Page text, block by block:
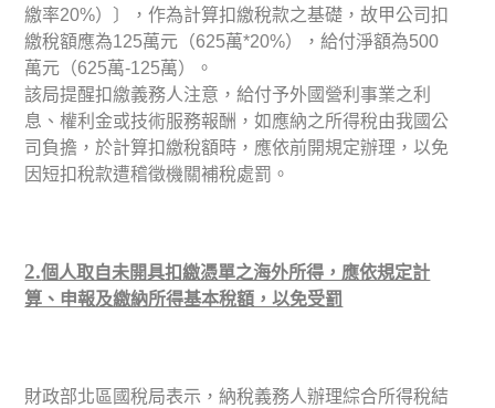
繳率20%）〕，作為計算扣繳稅款之基礎，故甲公司扣
繳稅額應為125萬元（625萬*20%），給付淨額為500
萬元（625萬-125萬）。
該局提醒扣繳義務人注意，給付予外國營利事業之利
息、權利金或技術服務報酬，如應納之所得稅由我國公
司負擔，於計算扣繳稅額時，應依前開規定辦理，以免
因短扣稅款遭稽徵機關補稅處罰。
2.個人取自未開具扣繳憑單之海外所得，應依規定計
算、申報及繳納所得基本稅額，以免受罰
財政部北區國稅局表示，納稅義務人辦理綜合所得稅結